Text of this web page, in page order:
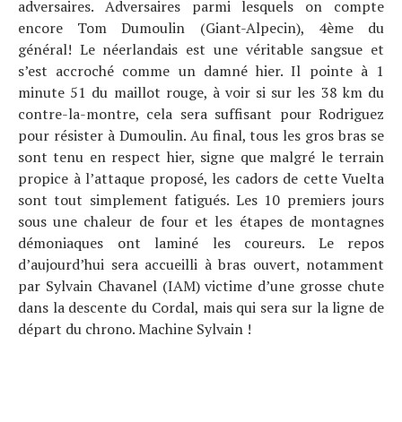
adversaires. Adversaires parmi lesquels on compte
encore Tom Dumoulin (Giant-Alpecin), 4ème du
général! Le néerlandais est une véritable sangsue et
s’est accroché comme un damné hier. Il pointe à 1
minute 51 du maillot rouge, à voir si sur les 38 km du
contre-la-montre, cela sera suffisant pour Rodriguez
pour résister à Dumoulin. Au final, tous les gros bras se
sont tenu en respect hier, signe que malgré le terrain
propice à l’attaque proposé, les cadors de cette Vuelta
sont tout simplement fatigués. Les 10 premiers jours
sous une chaleur de four et les étapes de montagnes
démoniaques ont laminé les coureurs. Le repos
d’aujourd’hui sera accueilli à bras ouvert, notamment
par Sylvain Chavanel (IAM) victime d’une grosse chute
dans la descente du Cordal, mais qui sera sur la ligne de
départ du chrono. Machine Sylvain !